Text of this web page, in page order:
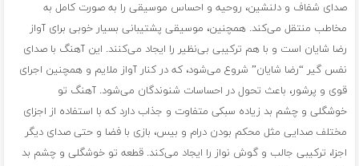
صدای شفاف و دلنشین، روحیه و احساس موسیقی را به صورت کامل به
مخاطب منتقل می‌کند. همچنین، موسیقی پشتیبانی بسیار خوبی برای آواز
رضا شایان است و با هم ترکیبی بی‌نظیر را ایجاد می‌کنند. این آهنگ با صدای
نفس گیر “رضا شایان” شروع می‌شود، که در کنار آواز ملایم و همچنین اجرای
قوی و پرشور، باعث تحول در احساسات شنوندگان می‌شود. آهنگ تو
خوشگلی و چشم بد زیاده سبکی متفاوت و جذاب دارد که با استفاده از اجزای
مختلف صدایی مثل محکم بودن درام و بیس، بازی با فضا و حتی صدای دیگر
اجزا، ترکیبی جالب و گوش نواز را ایجاد می‌کند. قطعه تو خوشگلی و چشم بد